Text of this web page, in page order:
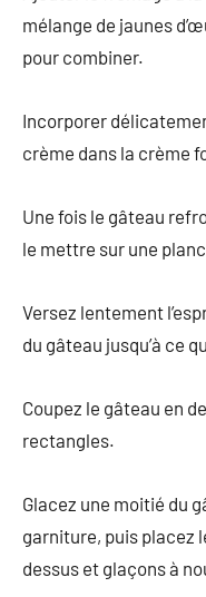
mélange de jaunes
pour combiner.
Incorporer
crème dans la crème
Une fois le gâteau
le mettre sur une
Versez lentement
du gâteau jusqu’à ce
Coupez le gâteau en
rectangles.
Glacez une moitié du
garniture, puis placez
dessus et glaçons à